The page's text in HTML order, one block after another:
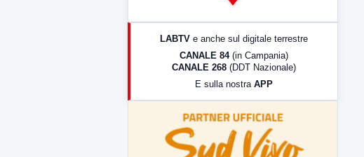
LabNews (Diretta)
LabNews (replica)
LABTV e anche sul digitale terrestre
CANALE 84 (in Campania)
CANALE 268 (DDT Nazionale)
E sulla nostra APP